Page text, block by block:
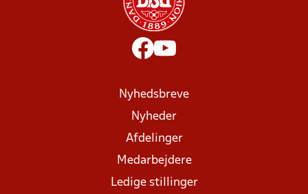
Nyhedsbreve
Nyheder
Afdelinger
Medarbejdere
Ledige stillinger